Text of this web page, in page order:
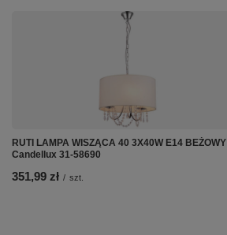
RUTI LAMPA WISZĄCA 40 3X40W E14 BEŻOWY
Candellux 31-58690
351,99 zł / szt.